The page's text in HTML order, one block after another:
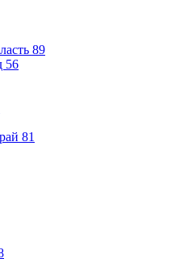
89
56
81